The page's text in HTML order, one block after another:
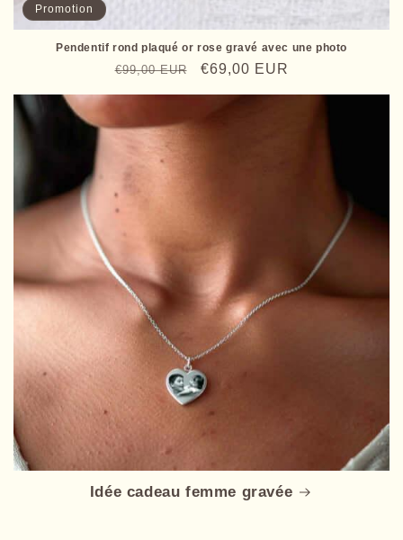
Promotion
Pendentif rond plaqué or rose gravé avec une photo
Prix
€99,00 EUR
Prix
€69,00 EUR
Idée cadeau femme gravée